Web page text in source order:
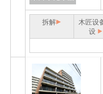
拆解
木匠设
设